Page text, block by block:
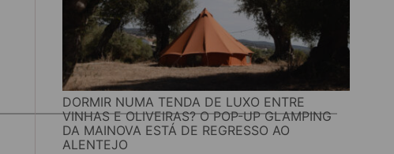
DORMIR NUMA TENDA DE LUXO ENTRE
VINHAS E OLIVEIRAS? O POP-UP GLAMPING
DA MAINOVA ESTÁ DE REGRESSO AO
ALENTEJO